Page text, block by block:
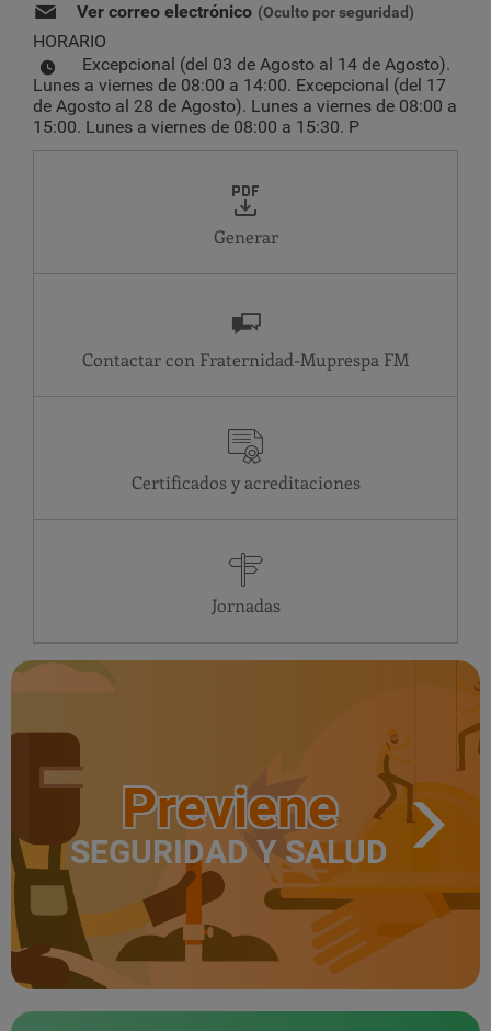
Ver correo electrónico (Oculto por seguridad)
HORARIO
Excepcional (del 03 de Agosto al 14 de Agosto).
Lunes a viernes de 08:00 a 14:00. Excepcional (del 17
de Agosto al 28 de Agosto). Lunes a viernes de 08:00 a
15:00. Lunes a viernes de 08:00 a 15:30. P
Generar
Contactar con Fraternidad-Muprespa
Certificados y acreditaciones
Jornadas
Previene
SEGURIDAD Y SALUD